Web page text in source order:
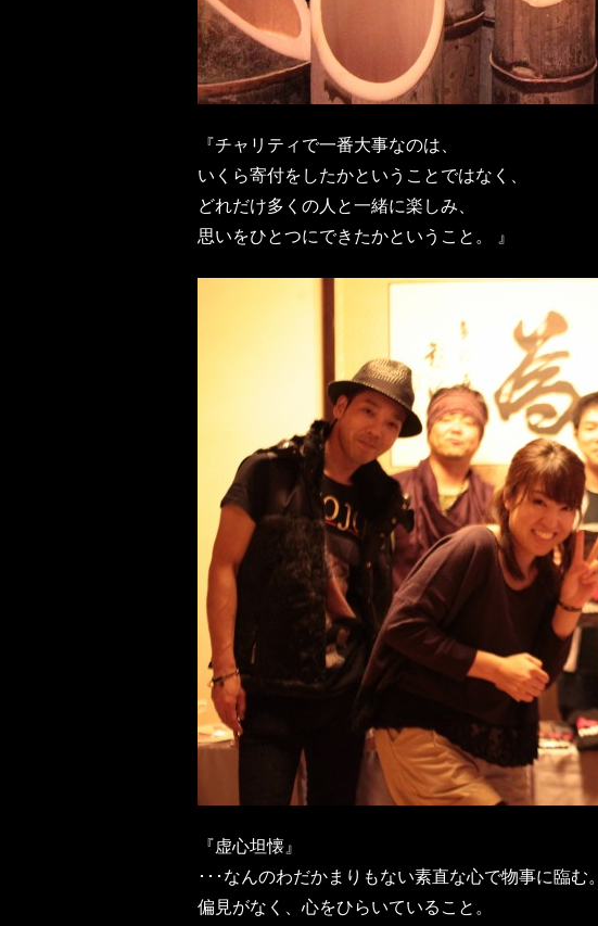
『チャリティで一番大事なのは、
いくら寄付をしたかということではなく、
どれだけ多くの人と一緒に楽しみ、
思いをひとつにできたかということ。 』
『虚心坦懐』
･･･なんのわだかまりもない素直な心で物事に臨む。
偏見がなく、心をひらいていること。